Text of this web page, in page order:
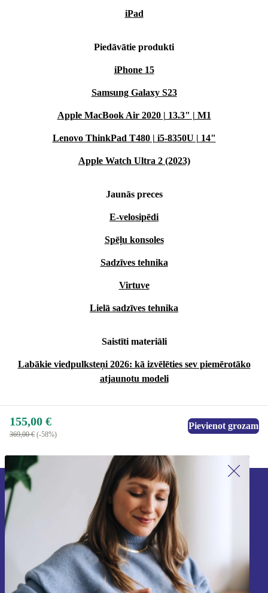
iPad
Piedāvātie produkti
iPhone 15
Samsung Galaxy S23
Apple MacBook Air 2020 | 13.3" | M1
Lenovo ThinkPad T480 | i5-8350U | 14"
Apple Watch Ultra 2 (2023)
Jaunās preces
E-velosipēdi
Spēļu konsoles
Sadzīves tehnika
Virtuve
Lielā sadzīves tehnika
Saistīti materiāli
Labākie viedpulksteņi 2026: kā izvēlēties sev piemērotāko
atjaunotu modeli
155,00 €
369,00 € (-58%)
Pievienot grozam
Piesakieties mūsu jaunumu
saņemšanai!
Nekad vairs nepalaidiet garām nevienu
piedāvājumu.